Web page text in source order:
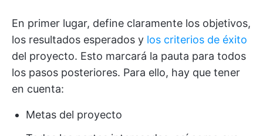
En primer lugar, define claramente los objetivos,
los resultados esperados y los criterios de éxito
del proyecto. Esto marcará la pauta para todos
los pasos posteriores. Para ello, hay que tener
en cuenta:
Metas del proyecto